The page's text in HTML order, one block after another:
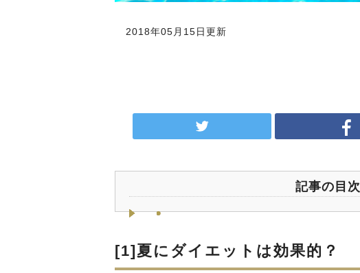
2018年05月15日更新
記事の目次
[1]夏にダイエットは効果的？